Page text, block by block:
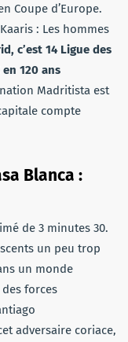
Coupe d’Europe.
: Les hommes
c’est 14 Ligue des
120 ans
Madritista est
compte
Blanca :
de 3 minutes 30.
un peu trop
un monde
forces
adversaire coriace,